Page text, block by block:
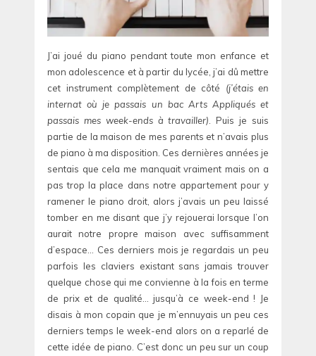
J’ai joué du piano pendant toute mon enfance et
mon adolescence et à partir du lycée, j’ai dû mettre
cet instrument complètement de côté (j’étais en
internat où je passais un bac Arts Appliqués et
passais mes week-ends à travailler) . Puis je suis
partie de la maison de mes parents et n’avais plus
de piano à ma disposition. Ces dernières années je
sentais que cela me manquait vraiment mais on a
pas trop la place dans notre appartement pour y
ramener le piano droit, alors j’avais un peu laissé
tomber en me disant que j’y rejouerai lorsque l’on
aurait notre propre maison avec suffisamment
d’espace… Ces derniers mois je regardais un peu
parfois les claviers existant sans jamais trouver
quelque chose qui me convienne à la fois en terme
de prix et de qualité… jusqu’à ce week-end ! Je
disais à mon copain que je m’ennuyais un peu ces
derniers temps le week-end alors on a reparlé de
cette idée de piano. C’est donc un peu sur un coup